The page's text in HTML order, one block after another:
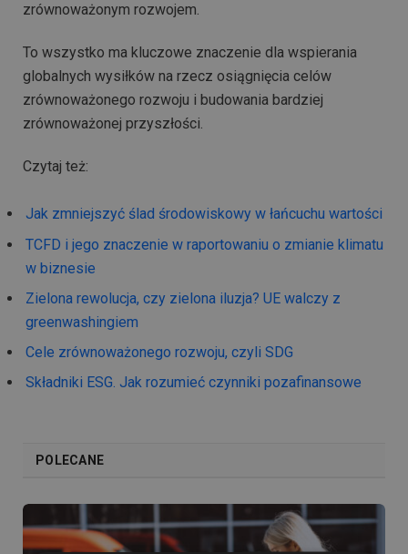
zrównoważonym rozwojem.
To wszystko ma kluczowe znaczenie dla wspierania
globalnych wysiłków na rzecz osiągnięcia celów
zrównoważonego rozwoju i budowania bardziej
zrównoważonej przyszłości.
Czytaj też:
Jak zmniejszyć ślad środowiskowy w łańcuchu wartości
TCFD i jego znaczenie w raportowaniu o zmianie klimatu
w biznesie
Zielona rewolucja, czy zielona iluzja? UE walczy z
greenwashingiem
Cele zrównoważonego rozwoju, czyli SDG
Składniki ESG. Jak rozumieć czynniki pozafinansowe
POLECANE